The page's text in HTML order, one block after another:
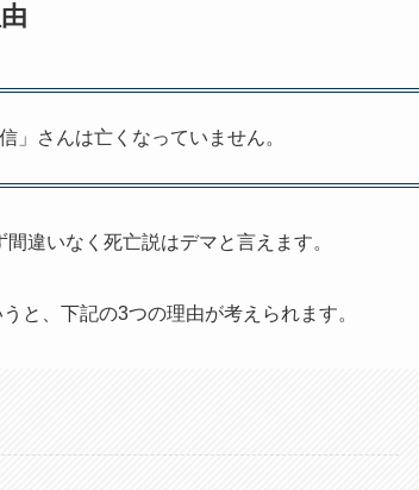
」さんは亡くなっていません。
違いなく死亡説はデマと言えます。
と、下記の3つの理由が考えられます。